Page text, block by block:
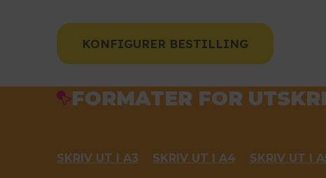
KONFIGURER BESTILLING
FORMATER FOR
SKRIV UT I A3 SKRIV UT I A4 SKRIV UT I